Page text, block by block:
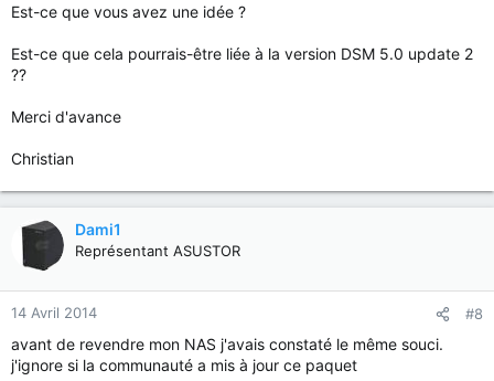
Est-ce que vous avez une idée ?
Est-ce que cela pourrais-être liée à la version DSM 5.0 update 2
??
Merci d'avance
Christian
Dami1
Représentant ASUSTOR
14 Avril 2014 #8
avant de revendre mon NAS j'avais constaté le même souci.
j'ignore si la communauté a mis à jour ce paquet